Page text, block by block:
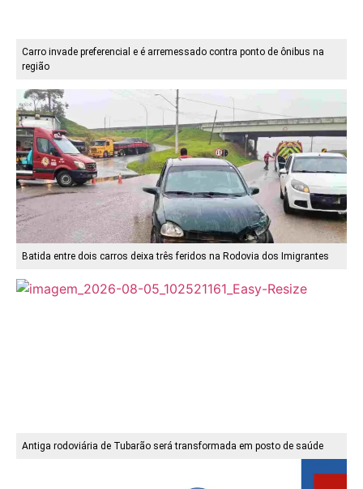
Carro invade preferencial e é arremessado contra ponto de ônibus na
região
Batida entre dois carros deixa três feridos na Rodovia dos Imigrantes
Antiga rodoviária de Tubarão será transformada em posto de saúde